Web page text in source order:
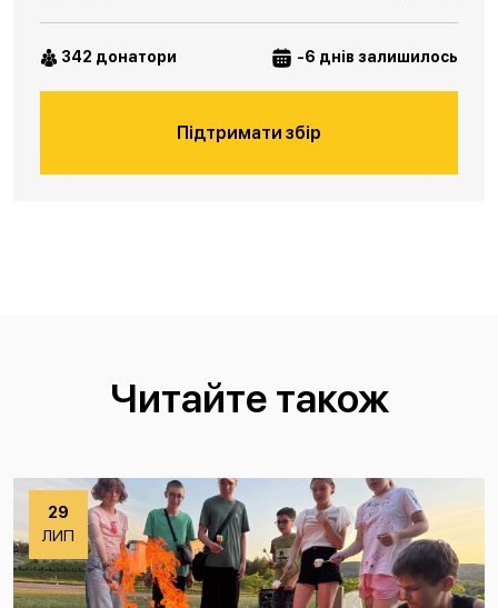
342 донатори -6 днів залишилось
Підтримати збір
Читайте також
29
ЛИП